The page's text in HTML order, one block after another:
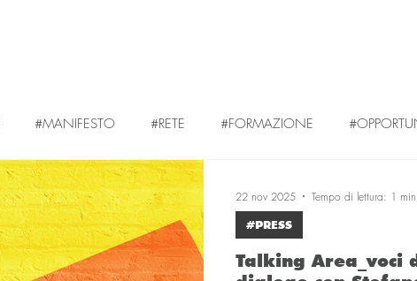
#MANIFESTO #RETE #FORMAZIONE
Talking Area_voci
#PRESS
22 nov 2025 Tempo di lettura: 1 min